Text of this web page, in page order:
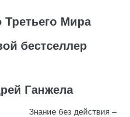
Третьего Мира
бестселлер
Ганжела
Знание без действия –